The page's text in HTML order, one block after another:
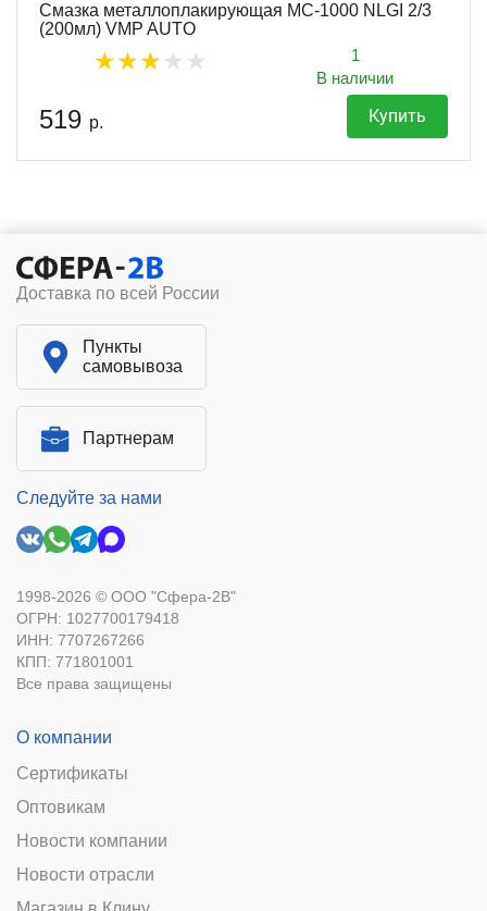
Смазка металлоплакирующая МС-1000 NLGI 2/3
(200мл) VMP AUTO
1
В наличии
519 р. Купить
Доставка по всей России
Пункты
самовывоза
Партнерам
Следуйте за нами
1998-2026 © ООО "Сфера-2В"
ОГРН: 1027700179418
ИНН: 7707267266
КПП: 771801001
Все права защищены
О компании
Сертификаты
Оптовикам
Новости компании
Новости отрасли